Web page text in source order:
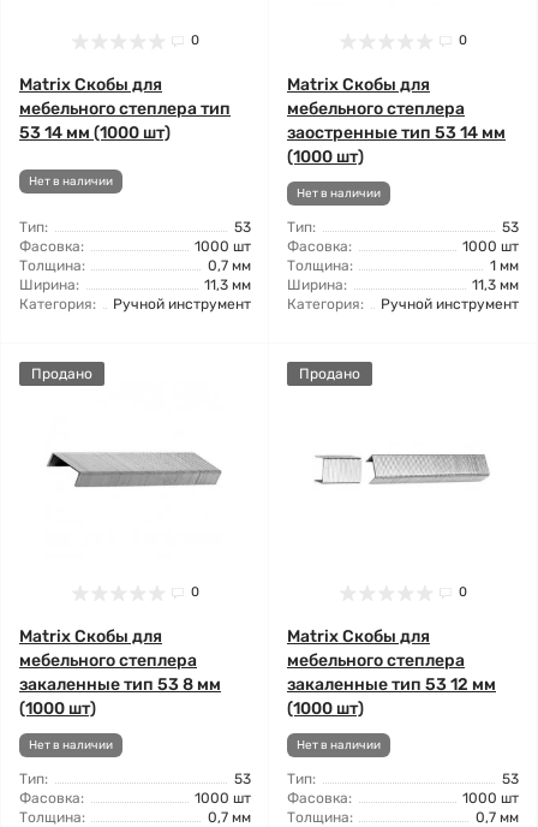
0
Matrix Скобы для
мебельного степлера тип
53 14 мм (1000 шт)
Нет в наличии
Тип:
53
Фасовка:
1000 шт
Толщина:
0,7 мм
Ширина:
11,3 мм
Категория:
Ручной инструмент
0
Matrix Скобы для
мебельного степлера
заостренные тип 53 14 мм
(1000 шт)
Нет в наличии
Тип:
53
Фасовка:
1000 шт
Толщина:
1 мм
Ширина:
11,3 мм
Категория:
Ручной инструмент
Продано
0
Matrix Скобы для
мебельного степлера
закаленные тип 53 8 мм
(1000 шт)
Нет в наличии
Тип:
53
Фасовка:
1000 шт
Толщина:
0,7 мм
Продано
0
Matrix Скобы для
мебельного степлера
закаленные тип 53 12 мм
(1000 шт)
Нет в наличии
Тип:
53
Фасовка:
1000 шт
Толщина:
0,7 мм